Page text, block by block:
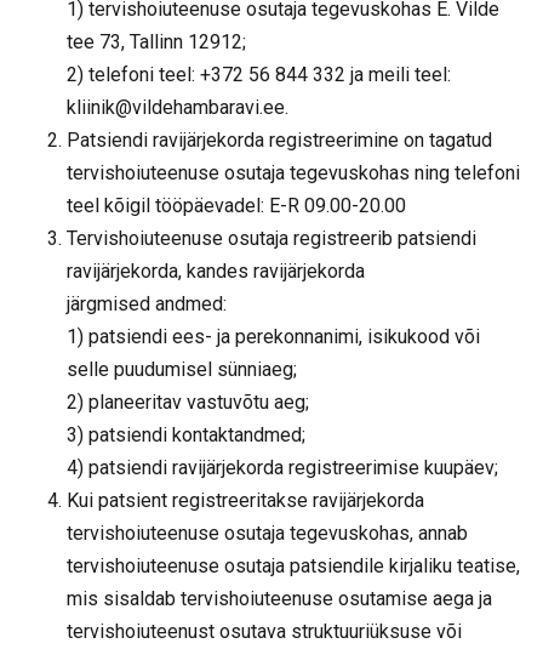
1) tervishoiuteenuse osutaja tegevuskohas E. Vilde
tee 73, Tallinn 12912;
2) telefoni teel: +372 56 844 332 ja meili teel:
kliinik@vildehambaravi.ee.
Patsiendi ravijärjekorda registreerimine on tagatud
tervishoiuteenuse osutaja tegevuskohas ning telefoni
teel kõigil tööpäevadel: E-R 09.00-20.00
Tervishoiuteenuse osutaja registreerib patsiendi
ravijärjekorda, kandes ravijärjekorda
järgmised andmed:
1) patsiendi ees- ja perekonnanimi, isikukood või
selle puudumisel sünniaeg;
2) planeeritav vastuvõtu aeg;
3) patsiendi kontaktandmed;
4) patsiendi ravijärjekorda registreerimise kuupäev;
Kui patsient registreeritakse ravijärjekorda
tervishoiuteenuse osutaja tegevuskohas, annab
tervishoiuteenuse osutaja patsiendile kirjaliku teatise,
mis sisaldab tervishoiuteenuse osutamise aega ja
tervishoiuteenust osutava struktuuriüksuse või